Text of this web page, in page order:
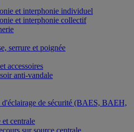
et interphonie individuel
et interphonie collectif
serrure et poignée
accessoires
anti-vandale
de sécurité (BAES, BAEH,
centrale
sur source centrale